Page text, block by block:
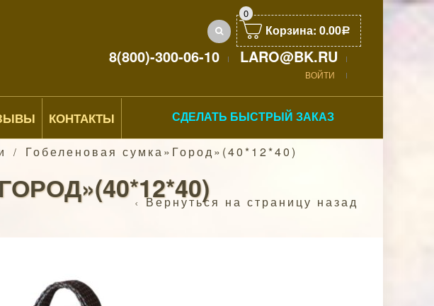
0
Корзина: 0.00Р
8(800)-300-06-10 LARO@BK.RU
ВОЙТИ
КОНТАКТЫ СДЕЛАТЬ БЫСТРЫЙ ЗАКАЗ
/ Гобеленовая сумка»Город»(40*12*40)
Вернуться на страницу назад